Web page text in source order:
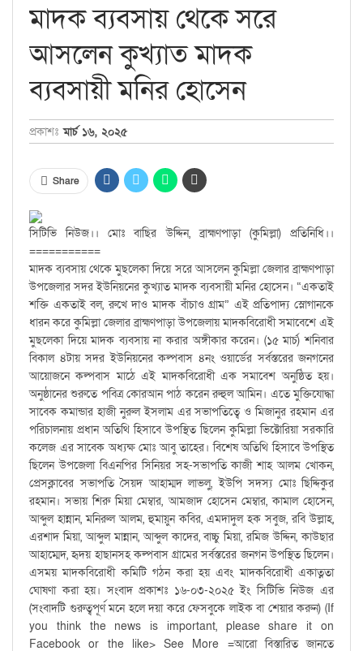
মাদক ব্যবসায় থেকে সরে
আসলেন কুখ্যাত মাদক
ব্যবসায়ী মনির হোসেন
প্রকাশঃ মার্চ ১৬, ২০২৫
Share
সিটিভি নিউজ।। মোঃ বাছির উদ্দিন, ব্রাহ্মণপাড়া (কুমিল্লা) প্রতিনিধি।।
===========
মাদক ব্যবসায় থেকে মুছলেকা দিয়ে সরে আসলেন কুমিল্লা জেলার ব্রাহ্মণপাড়া
উপজেলার সদর ইউনিয়নের কুখ্যাত মাদক ব্যবসায়ী মনির হোসেন। “একতাই
শক্তি একতাই বল, রুখে দাও মাদক বাঁচাও গ্রাম” এই প্রতিপাদ্য স্লোগানকে
ধারন করে কুমিল্লা জেলার ব্রাহ্মণপাড়া উপজেলায় মাদকবিরোধী সমাবেশে এই
মুছলেকা দিয়ে মাদক ব্যবসায় না করার অঙ্গীকার করেন। (১৫ মার্চ) শনিবার
বিকাল ৪টায় সদর ইউনিয়নের কল্পবাস ৪নং ওয়ার্ডের সর্বস্তরের জনগনের
আয়োজনে কল্পবাস মাঠে এই মাদকবিরোধী এক সমাবেশ অনুষ্ঠিত হয়।
অনুষ্ঠানের শুরুতে পবিত্র কোরআন পাঠ করেন রুহুল আমিন। এতে মুক্তিযোদ্ধা
সাবেক কমান্ডার হাজী নুরুল ইসলাম এর সভাপতিত্বে ও মিজানুর রহমান এর
পরিচালনায় প্রধান অতিথি হিসাবে উপস্থিত ছিলেন কুমিল্লা ভিক্টোরিয়া সরকারি
কলেজ এর সাবেক অধ্যক্ষ মোঃ আবু তাহের। বিশেষ অতিথি হিসাবে উপস্থিত
ছিলেন উপজেলা বিএনপির সিনিয়র সহ-সভাপতি কাজী শাহ আলম খোকন,
প্রেসক্লাবের সভাপতি সৈয়দ আহাম্মদ লাভলু, ইউপি সদস্য মোঃ ছিদ্দিকুর
রহমান। সভায় শিরু মিয়া মেম্বার, আমজাদ হোসেন মেম্বার, কামাল হোসেন,
আব্দুল হান্নান, মনিরুল আলম, হুমায়ুন কবির, এমদাদুল হক সবুজ, রবি উল্লাহ,
এরশাদ মিয়া, আব্দুল মান্নান, আব্দুল কাদের, বাচ্চু মিয়া, রমিজ উদ্দিন, কাউছার
আহাম্মেদ, হৃদয় হাছানসহ কল্পবাস গ্রামের সর্বস্তরের জনগন উপস্থিত ছিলেন।
এসময় মাদকবিরোধী কমিটি গঠন করা হয় এবং মাদকবিরোধী একাত্নতা
ঘোষণা করা হয়। সংবাদ প্রকাশঃ ১৬-০৩-২০২৫ ইং সিটিভি নিউজ এর
(সংবাদটি গুরুত্বপূর্ণ মনে হলে দয়া করে ফেসবুকে লাইক বা শেয়ার করুন) (If
you think the news is important, please share it on
Facebook or the like> See More =আরো বিস্তারিত জানতে